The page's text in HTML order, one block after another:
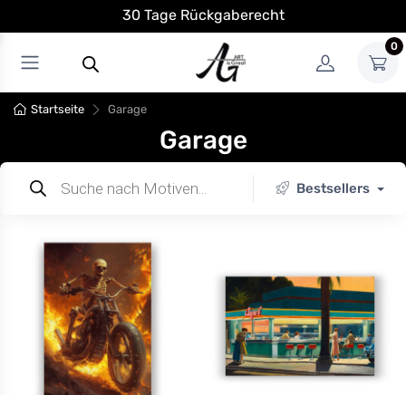
30 Tage Rückgaberecht
0
Startseite Garage
Garage
Bestsellers